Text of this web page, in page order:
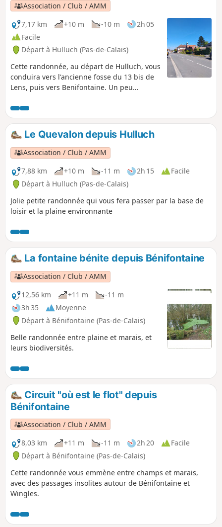
Association / Club / AMM
7,17 km
+10 m -10 m
2h 05
Facile
Départ à Hulluch (Pas-de-Calais)
Cette randonnée, au départ de Hulluch, vous
conduira vers l'ancienne fosse du 13 bis de
Lens, puis vers Benifontaine. Un peu
bassin minier classé au patrimoine de
l'UNESCO.
Le Quevalon depuis Hulluch
Association / Club / AMM
7,88 km
+10 m -11 m 2h 15
Facile
Départ à Hulluch (Pas-de-Calais)
Jolie petite randonnée qui vous fera passer par la base de
loisir et la plaine environnante
La fontaine bénite depuis Bénifontaine
Association / Club / AMM
12,56 km
+11 m
-11 m
3h 35
Moyenne
Départ à Bénifontaine (Pas-de-Calais)
Belle randonnée entre plaine et marais, et
leurs biodiversités.
Circuit "où est le flot" depuis
Bénifontaine
Association / Club / AMM
8,03 km
+11 m -11 m 2h 20
Facile
Départ à Bénifontaine (Pas-de-Calais)
Cette randonnée vous emmène entre champs et marais,
avec des passages insolites autour de Bénifontaine et
Wingles.